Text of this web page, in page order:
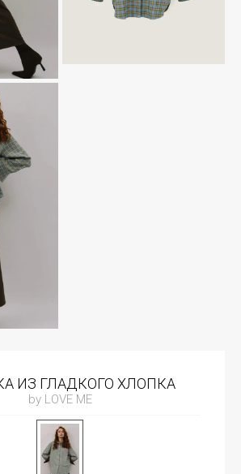
ИЗ ГЛАДКОГО ХЛОПКА
by LOVE ME